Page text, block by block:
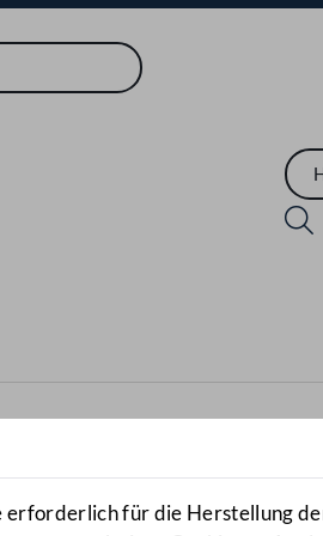
öffnen
erforderlich für die Herstellung